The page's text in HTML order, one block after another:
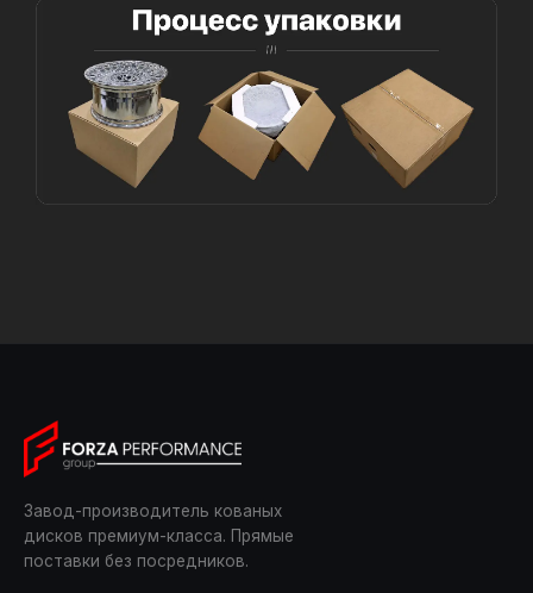
Завод-производитель кованых
дисков премиум-класса. Прямые
поставки без посредников.